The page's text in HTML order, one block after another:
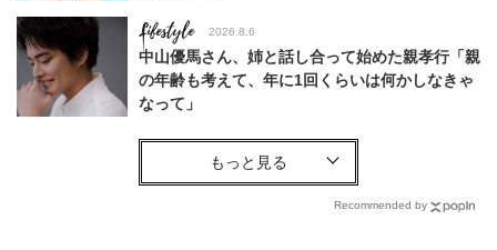
Lifestyle 2026.8.6
中山優馬さん、姉と話し合って始めた親孝行「親
の年齢も考えて、年に1回くらいは何かしなきゃ
なって」
Lifestyle
「人間、役に立たなきゃ生きてちゃいかんか？」
Recommended by